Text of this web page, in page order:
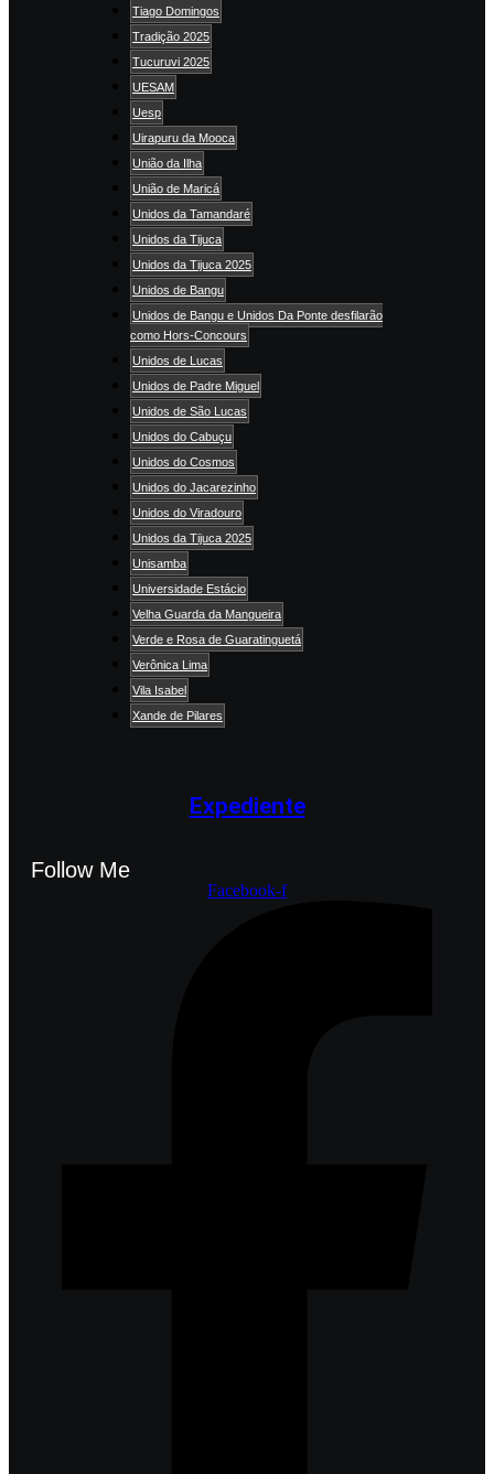
Tiago Domingos
Tradição 2025
Tucuruvi 2025
UESAM
Uesp
Uirapuru da Mooca
União da Ilha
União de Maricá
Unidos da Tamandaré
Unidos da Tijuca
Unidos da Tijuca 2025
Unidos de Bangu
Unidos de Bangu e Unidos Da Ponte desfilarão
como Hors-Concours
Unidos de Lucas
Unidos de Padre Miguel
Unidos de São Lucas
Unidos do Cabuçu
Unidos do Cosmos
Unidos do Jacarezinho
Unidos do Viradouro
Unidos da Tijuca 2025
Unisamba
Universidade Estácio
Velha Guarda da Mangueira
Verde e Rosa de Guaratinguetá
Verônica Lima
Vila Isabel
Xande de Pilares
Expediente
Follow Me
Facebook-f